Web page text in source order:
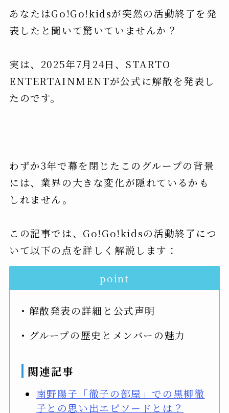
あなたはGo!Go!kidsが突然の活動終了を発
表したと聞いて驚いていませんか？
実は、2025年7月24日、STARTO
ENTERTAINMENTが公式に解散を発表し
たのです。
わずか3年で幕を閉じたこのグループの背景
には、業界の大きな変化が隠れているかも
しれません。
この記事では、Go!Go!kidsの活動終了につ
いて以下の点を詳しく解説します：
point
• 解散発表の詳細と公式声明
• グループの歴史とメンバーの魅力
関連記事
南野陽子「徹子の部屋」での黒柳徹
子との思い出エピソードとは？